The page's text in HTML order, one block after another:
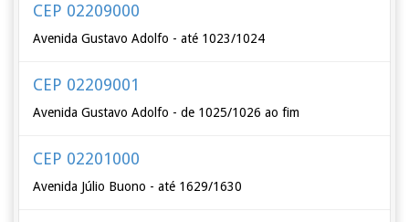
CEP 02209000
Avenida Gustavo Adolfo - até 1023/1024
CEP 02209001
Avenida Gustavo Adolfo - de 1025/1026 ao fim
CEP 02201000
Avenida Júlio Buono - até 1629/1630